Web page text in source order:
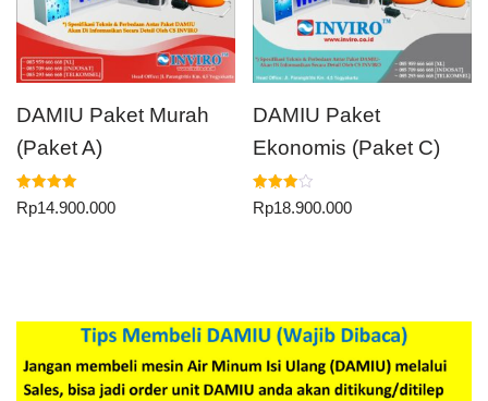
DAMIU Paket Murah
(Paket A)
Dinilai
5.00
Rp14.900.000
DAMIU Paket
Ekonomis (Paket C)
Dinilai
4.00
Rp18.900.000